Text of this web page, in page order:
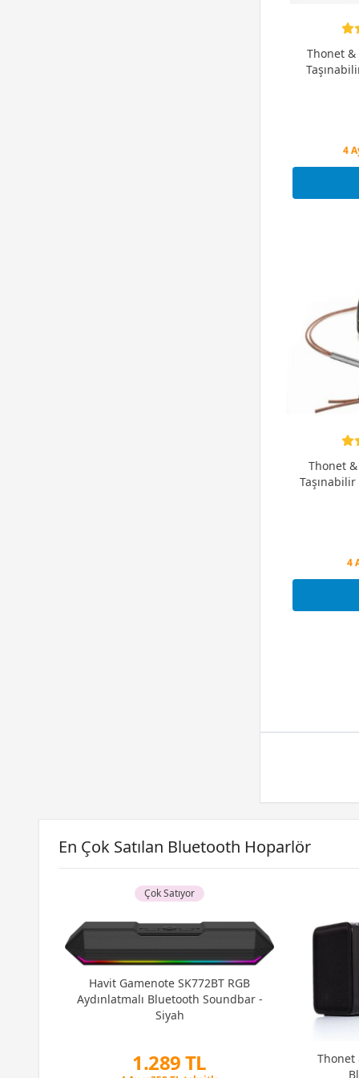
Thonet &
Thonet
En Çok Satılan Bluetooth Hoparlör
Çok Satıyor
Havit Gamenote SK772BT RGB
Aydınlatmalı Bluetooth Soundbar -
Siyah
1.289 TL
Thonet